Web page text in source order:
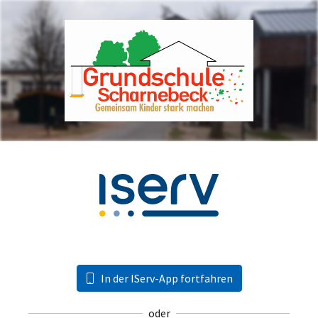
In der IServ-App fortfahren
oder